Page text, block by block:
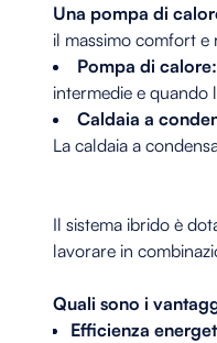
Una pompa di
il massimo comfort e
Pompa di calore:
intermedie e quando
Caldaia a
La caldaia a
Il sistema ibrido è
lavorare in
Quali sono i
Efficienza